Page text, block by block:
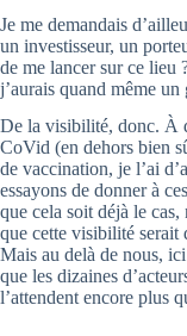
Je me demandais
un investisseur, un
de me lancer sur ce lieu
j’aurais quand même un
De la visibilité, donc. À
CoVid (en dehors bien
de vaccination, je l’ai
essayons de donner à
que cela soit déjà le
que cette visibilité serait
Mais au delà de nous,
que les dizaines
l’attendent encore plus